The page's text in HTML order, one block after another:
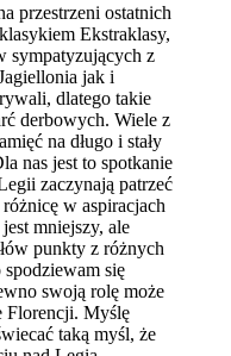
przestrzeni ostatnich
Ekstraklasy,
sympatyzujących z
jak i
dlatego takie
derbowych. Wiele z
na długo i stały
nas jest to spotkanie
zaczynają patrzeć
w aspiracjach
mniejszy, ale
punkty z różnych
się
swoją rolę może
Florencji. Myślę
taką myśl, że